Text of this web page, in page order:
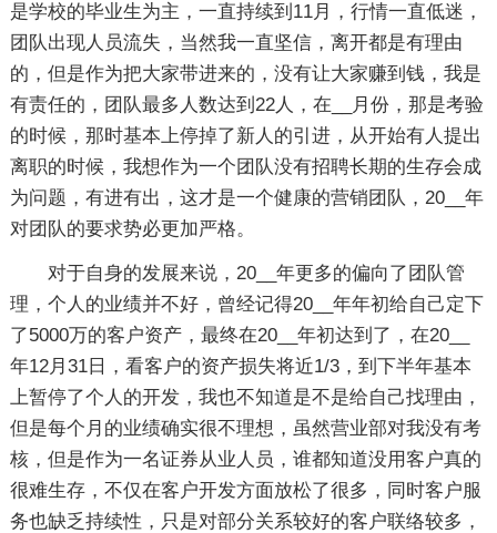
是学校的毕业生为主，一直持续到11月，行情一直低迷，
团队出现人员流失，当然我一直坚信，离开都是有理由
的，但是作为把大家带进来的，没有让大家赚到钱，我是
有责任的，团队最多人数达到22人，在__月份，那是考验
的时候，那时基本上停掉了新人的引进，从开始有人提出
离职的时候，我想作为一个团队没有招聘长期的生存会成
为问题，有进有出，这才是一个健康的营销团队，20__年
对团队的要求势必更加严格。
对于自身的发展来说，20__年更多的偏向了团队管
理，个人的业绩并不好，曾经记得20__年年初给自己定下
了5000万的客户资产，最终在20__年初达到了，在20__
年12月31日，看客户的资产损失将近1/3，到下半年基本
上暂停了个人的开发，我也不知道是不是给自己找理由，
但是每个月的业绩确实很不理想，虽然营业部对我没有考
核，但是作为一名证券从业人员，谁都知道没用客户真的
很难生存，不仅在客户开发方面放松了很多，同时客户服
务也缺乏持续性，只是对部分关系较好的客户联络较多，